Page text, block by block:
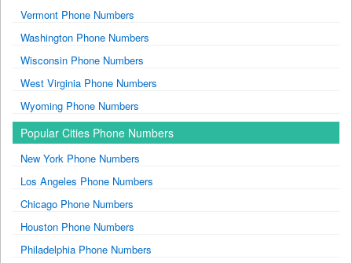
Vermont Phone Numbers
Washington Phone Numbers
Wisconsin Phone Numbers
West Virginia Phone Numbers
Wyoming Phone Numbers
Popular Cities Phone Numbers
New York Phone Numbers
Los Angeles Phone Numbers
Chicago Phone Numbers
Houston Phone Numbers
Philadelphia Phone Numbers